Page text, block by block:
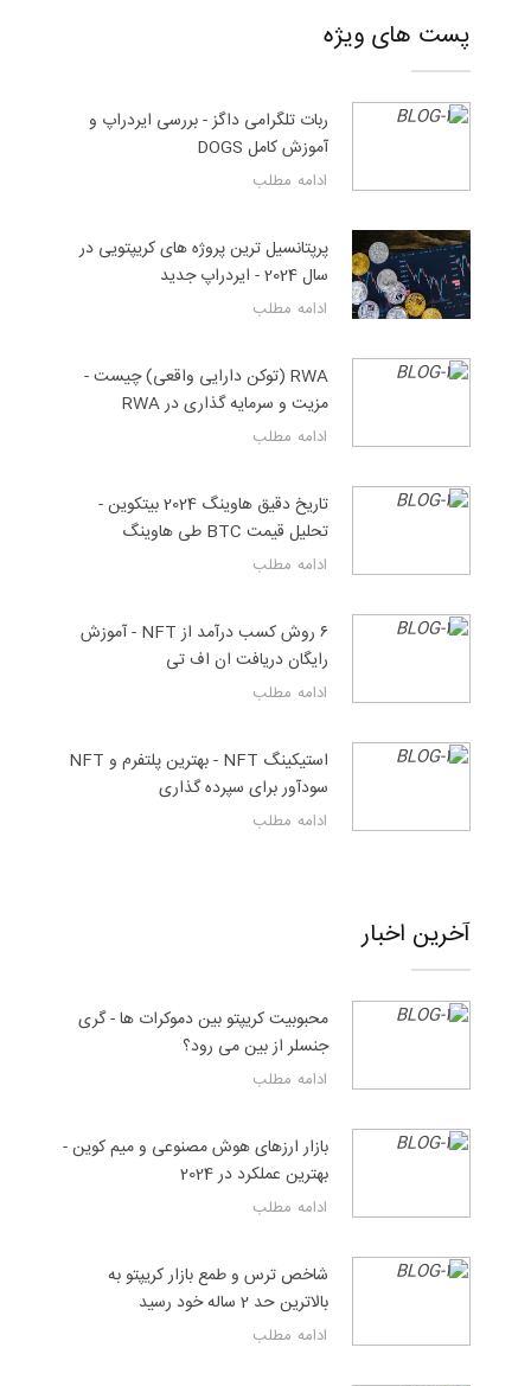
پست های ویژه
ربات تلگرامی داگز - بررسی ایردراپ و
آموزش کامل DOGS
ادامه مطلب
پرپتانسیل ترین پروژه های کریپتویی در
سال 2024 - ایردراپ جدید
ادامه مطلب
RWA (توکن دارایی واقعی) چیست -
مزیت و سرمایه گذاری در RWA
ادامه مطلب
تاریخ دقیق هاوینگ 2024 بیتکوین -
تحلیل قیمت BTC طی هاوینگ
ادامه مطلب
۶ روش کسب درآمد از NFT - آموزش
رایگان دریافت ان اف تی
ادامه مطلب
استیکینگ NFT - بهترین پلتفرم و NFT
سودآور برای سپرده گذاری
ادامه مطلب
آخرین اخبار
محبوبیت کریپتو بین دموکرات ها - گری
جنسلر از بین می رود؟
ادامه مطلب
بازار ارزهای هوش مصنوعی و میم کوین -
بهترین عملکرد در 2024
ادامه مطلب
شاخص ترس و طمع بازار کریپتو به
بالاترین حد 2 ساله خود رسید
ادامه مطلب